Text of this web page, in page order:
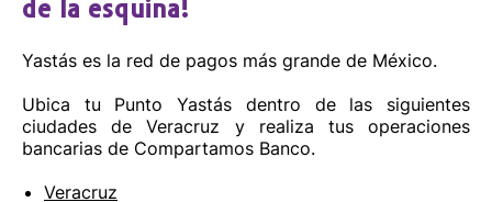
de la esquina!
Yastás es la red de pagos más grande de México.
Ubica tu Punto Yastás dentro de las siguientes
ciudades de Veracruz y realiza tus operaciones
bancarias de Compartamos Banco.
Veracruz